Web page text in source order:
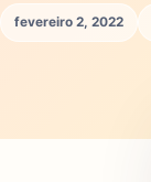
fevereiro 2, 2022